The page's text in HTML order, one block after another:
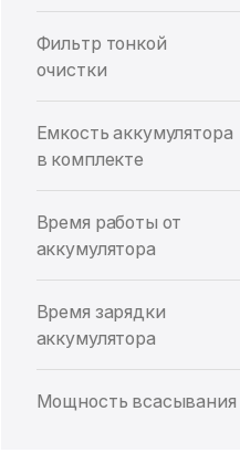
Фильтр тонкой
очистки
Емкость аккумулятора
в комплекте
Время работы от
аккумулятора
Время зарядки
аккумулятора
Мощность всасывания